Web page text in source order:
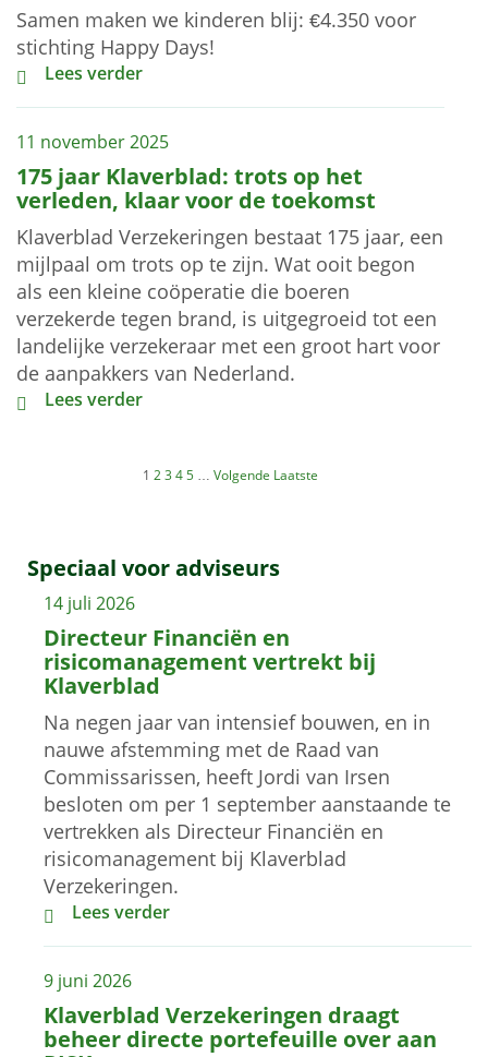
Samen maken we kinderen blij: €4.350 voor
stichting Happy Days!
Kerstactie levert €4.350 op voor stichting Happy Days
Lees verder
11 november 2025
175 jaar Klaverblad: trots op het
verleden, klaar voor de toekomst
Klaverblad Verzekeringen bestaat 175 jaar, een
mijlpaal om trots op te zijn. Wat ooit begon
als een kleine coöperatie die boeren
verzekerde tegen brand, is uitgegroeid tot een
landelijke verzekeraar met een groot hart voor
de aanpakkers van Nederland.
175 jaar Klaverblad: trots op het verleden, klaar voor
Lees verder
1 23 45 … Volgende Laatste
Speciaal voor adviseurs
14 juli 2026
Directeur Financiën en
risicomanagement vertrekt bij
Klaverblad
Na negen jaar van intensief bouwen, en in
nauwe afstemming met de Raad van
Commissarissen, heeft Jordi van Irsen
besloten om per 1 september aanstaande te
vertrekken als Directeur Financiën en
risicomanagement bij Klaverblad
Verzekeringen.
Directeur Financiën en risicomanagement
Lees verder
9 juni 2026
Klaverblad Verzekeringen draagt
beheer directe portefeuille over aan